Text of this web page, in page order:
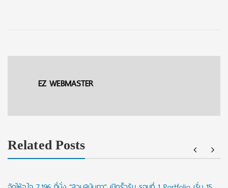
EZ WEBMASTER
Related Posts